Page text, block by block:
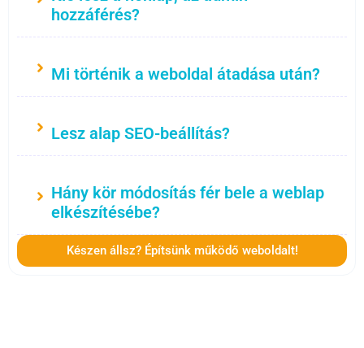
hozzáférés?
Mi történik a weboldal átadása után?
Lesz alap SEO-beállítás?
Hány kör módosítás fér bele a weblap
elkészítésébe?
Készen állsz? Építsünk működő weboldalt!